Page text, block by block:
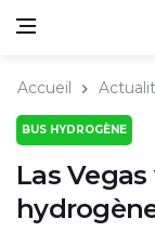
Accueil
BUS HYDROGÈNE
Las